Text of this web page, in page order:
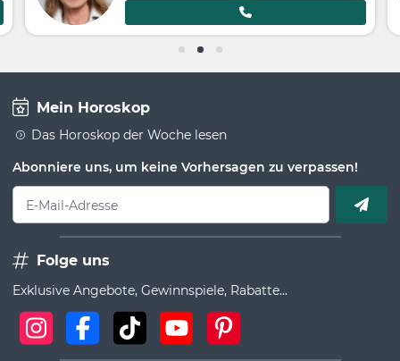
Mein Horoskop
Das Horoskop der Woche lesen
Abonniere uns, um keine Vorhersagen zu verpassen!
E-Mail-Adresse
Folge uns
Exklusive Angebote, Gewinnspiele, Rabatte...